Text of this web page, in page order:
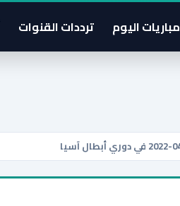
مباريات اليوم ترددات القنوات